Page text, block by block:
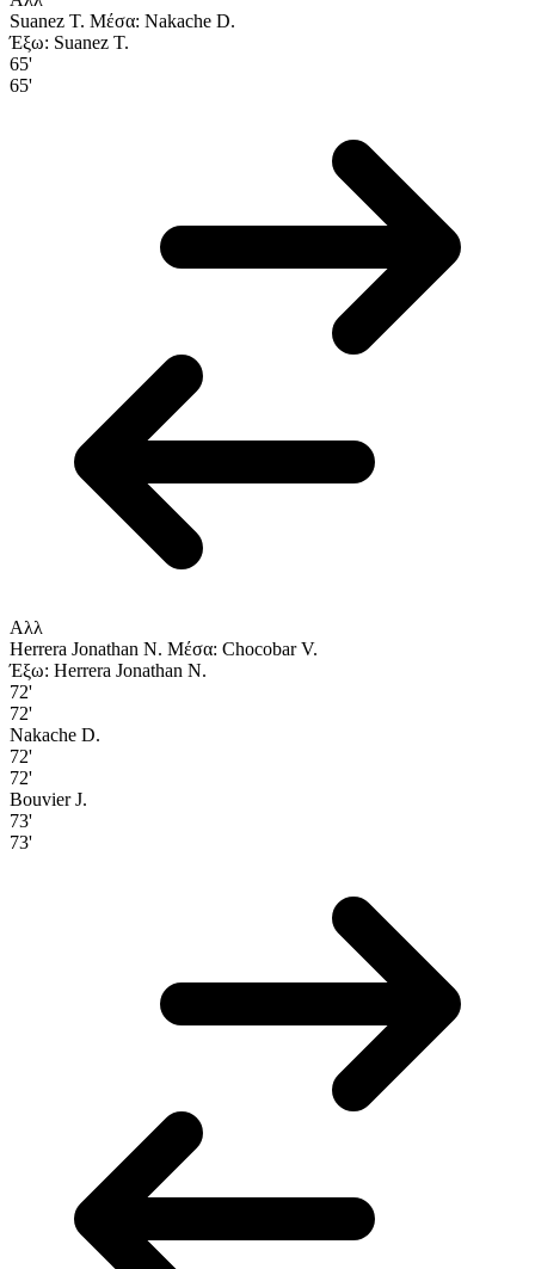
Suanez T. Μέσα: Nakache D.
Έξω: Suanez T.
65'
65'
Αλλ
Herrera Jonathan N. Μέσα: Chocobar V.
Έξω: Herrera Jonathan N.
72'
72'
Nakache D.
72'
72'
Bouvier J.
73'
73'